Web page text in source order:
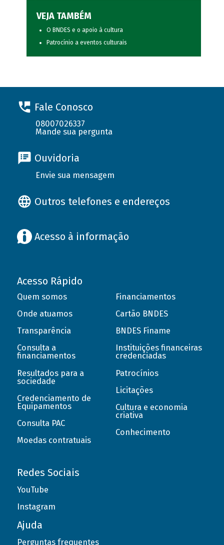
VEJA TAMBÉM
O BNDES e o apoio à cultura
Patrocínio a eventos culturais
Fale Conosco
08007026337
Mande sua pergunta
Ouvidoria
Envie sua mensagem
Outros telefones e endereços
Acesso à informação
Acesso Rápido
Quem somos
Onde atuamos
Transparência
Consulta a
financiamentos
Resultados para a
sociedade
Credenciamento de
Equipamentos
Consulta PAC
Moedas contratuais
Financiamentos
Cartão BNDES
BNDES Finame
Instituições financeiras
credenciadas
Patrocínios
Licitações
Cultura e economia
criativa
Conhecimento
Redes Sociais
YouTube
Instagram
Ajuda
Perguntas frequentes